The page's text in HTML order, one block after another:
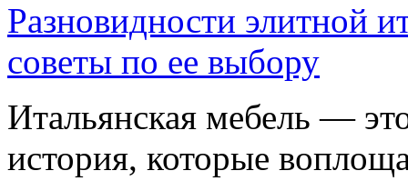
Разновидности элитной
советы по ее выбору
Итальянская мебель —
история, которые